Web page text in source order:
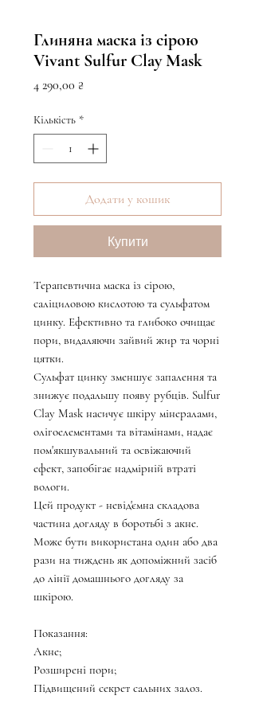
Глиняна маска із сірою
Vivant Sulfur Clay Mask
4 290,00 ₴
Кількість *
Додати у кошик
Купити
Терапевтична маска із сірою,
саліциловою кислотою та сульфатом
цинку. Ефективно та глибоко очищає
пори, видаляючи зайвий жир та чорні
цятки.
Сульфат цинку зменшує запалення та
знижує подальшу появу рубців. Sulfur
Clay Mask насичує шкіру мінералами,
олігоелементами та вітамінами, надає
пом'якшувальний та освіжаючий
ефект, запобігає надмірній втраті
вологи.
Цей продукт - невід'ємна складова
частина догляду в боротьбі з акне.
Може бути використана один або два
рази на тиждень як допоміжний засіб
до лінії домашнього догляду за
шкірою.
Показання:
Акне;
Розширені пори;
Підвищений секрет сальних залоз.